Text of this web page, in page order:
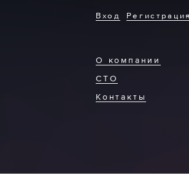
О компании
СТО
Контакты
Вход